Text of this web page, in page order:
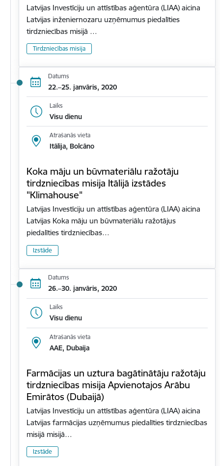
Latvijas Investīciju un attīstības aģentūra (LIAA) aicina
Latvijas inženiernozaru uzņēmumus piedalīties
tirdzniecības misijā …
Tirdzniecības misija
Datums
22.–25. janvāris, 2020
Laiks
Visu dienu
Atrašanās vieta
Itālija, Bolcāno
Koka māju un būvmateriālu ražotāju
tirdzniecības misija Itālijā izstādes
"Klimahouse"
Latvijas Investīciju un attīstības aģentūra (LIAA) aicina
Latvijas Koka māju un būvmateriālu ražotājus
piedalīties tirdzniecības…
Izstāde
Datums
26.–30. janvāris, 2020
Laiks
Visu dienu
Atrašanās vieta
AAE, Dubaija
Farmācijas un uztura bagātinātāju ražotāju
tirdzniecības misija Apvienotajos Arābu
Emirātos (Dubaijā)
Latvijas Investīciju un attīstības aģentūra (LIAA) aicina
Latvijas farmācijas uzņēmumus piedalīties tirdzniecības
misijā misijā…
Izstāde